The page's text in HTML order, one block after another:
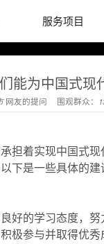
服务项目
能为中国式现
网友的提问 围观群众：
担着实现中国式
下是一些具体的建
好的学习态度，
极参与并取得优秀